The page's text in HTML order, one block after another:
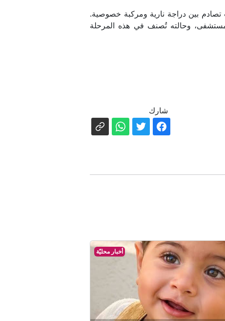
بين دراجة نارية ومركبة خصوصية.
المستشفى، وحالته تُصنف في هذه المرحلة
شارك
أخبار محليّة